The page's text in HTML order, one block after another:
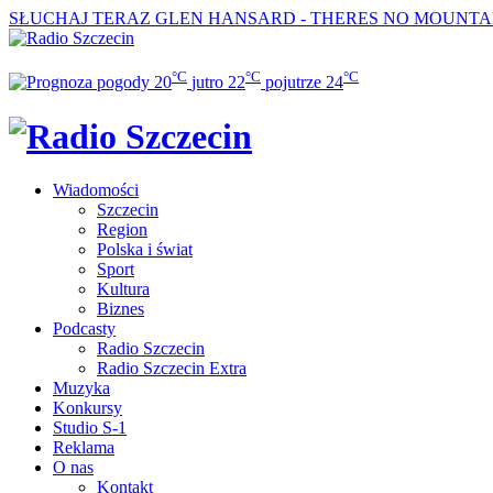
SŁUCHAJ TERAZ GLEN HANSARD - THERES NO
20°C jutro 22°C pojutrze 24°C
Wiadomości
Szczecin
Region
Polska i świat
Sport
Kultura
Biznes
Podcasty
Radio Szczecin
Radio Szczecin Extra
Muzyka
Konkursy
Studio S-1
Reklama
O nas
Kontakt